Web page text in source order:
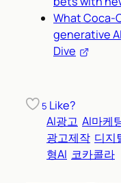
What Coca-
generative
Dive
5 Like?
AI광고 AI마케
광고제작 디지
형AI 코카콜라